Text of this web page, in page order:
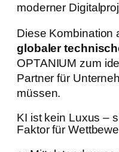
moderner
Diese Kombination
globaler
OPTANIUM zum
Partner für
müssen.
KI ist kein Luxus –
Faktor für